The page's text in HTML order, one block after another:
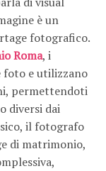
è un
fotografico.
Roma, i
e utilizzano
permettendoti
diversi dai
il fotografo
di matrimonio,